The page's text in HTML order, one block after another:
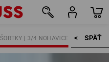
SPÄŤ    >
ŠORTKY | 3/4 NOHAVICE